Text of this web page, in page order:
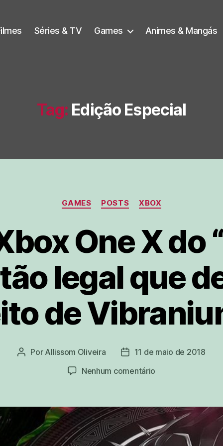
Séries & TV Games Animes & Mangás
Tag: Edição Especial
Categorias
GAMES POSTS XBOX
One X do
legal que
de
Autor
Por Allissom Oliveira
Data
publicação
11 de maio de 2018
Nenhum comentário
Xbox
One
X
do